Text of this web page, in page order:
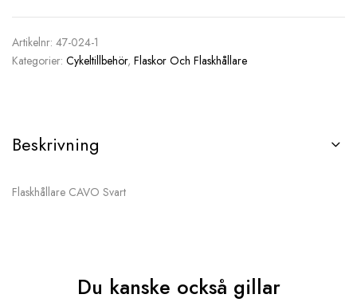
Artikelnr: 47-024-1
Kategorier: Cykeltillbehör, Flaskor Och Flaskhållare
Beskrivning
Flaskhållare CAVO Svart
Du kanske också gillar